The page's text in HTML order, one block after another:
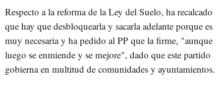
Respecto a la reforma de la Ley del Suelo, ha recalcado
que hay que desbloquearla y sacarla adelante porque es
muy necesaria y ha pedido al PP que la firme, "aunque
luego se enmiende y se mejore", dado que este partido
gobierna en multitud de comunidades y ayuntamientos.